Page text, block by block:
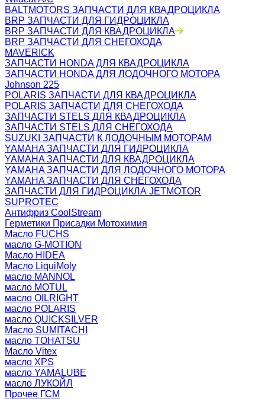
BALTMOTORS ЗАПЧАСТИ ДЛЯ КВАДРОЦИКЛА
BRP ЗАПЧАСТИ ДЛЯ ГИДРОЦИКЛА
BRP ЗАПЧАСТИ ДЛЯ КВАДРОЦИКЛА
BRP ЗАПЧАСТИ ДЛЯ СНЕГОХОДА
MAVERICK
ЗАПЧАСТИ HONDA ДЛЯ КВАДРОЦИКЛА
ЗАПЧАСТИ HONDA ДЛЯ ЛОДОЧНОГО МОТОРА
Johnson 225
POLARIS ЗАПЧАСТИ ДЛЯ КВАДРОЦИКЛА
POLARIS ЗАПЧАСТИ ДЛЯ СНЕГОХОДА
ЗАПЧАСТИ STELS ДЛЯ КВАДРОЦИКЛА
ЗАПЧАСТИ STELS ДЛЯ СНЕГОХОДА
SUZUKI ЗАПЧАСТИ К ЛОДОЧНЫМ МОТОРАМ
YAMAHA ЗАПЧАСТИ ДЛЯ ГИДРОЦИКЛА
YAMAHA ЗАПЧАСТИ ДЛЯ КВАДРОЦИКЛА
YAMAHA ЗАПЧАСТИ ДЛЯ ЛОДОЧНОГО МОТОРА
YAMAHA ЗАПЧАСТИ ДЛЯ СНЕГОХОДА
ЗАПЧАСТИ ДЛЯ ГИДРОЦИКЛА JETMOTOR
SUPROTEC
Антифриз CoolStream
Герметики Присадки Мотохимия
Масло FUCHS
масло G-MOTION
Масло HIDEA
Масло LiquiMoly
масло MANNOL
масло MOTUL
масло OILRIGHT
масло POLARIS
масло QUICKSILVER
Масло SUMITACHI
масло TOHATSU
Масло Vitex
масло XPS
масло YAMALUBE
масло ЛУКОЙЛ
Прочее ГСМ